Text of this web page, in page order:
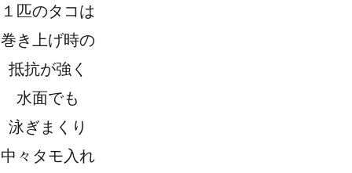
１匹のタコは
巻き上げ時の
抵抗が強く
水面でも
泳ぎまくり
中々タモ入れ